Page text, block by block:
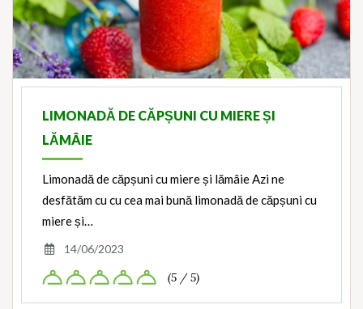
LIMONADĂ DE CĂPȘUNI CU MIERE ȘI
LĂMÂIE
Limonadă de căpșuni cu miere și lămâie Azi ne
desfătăm cu cu cea mai bună limonadă de căpșuni cu
miere și…
14/06/2023
(5 / 5)